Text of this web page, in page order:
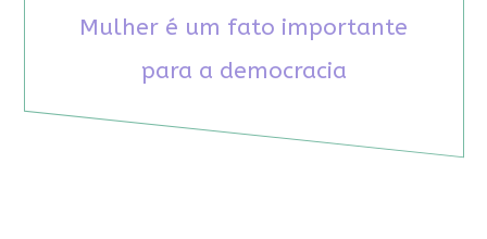
Mulher é um fato importante
para a democracia